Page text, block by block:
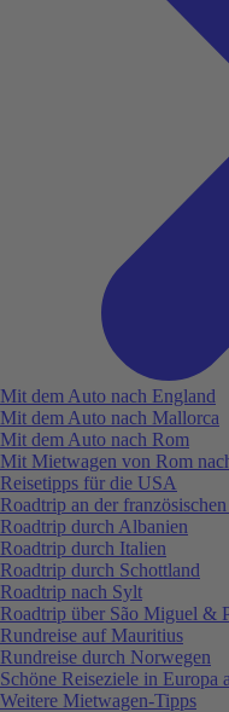
Mit dem Auto nach England
Mit dem Auto nach Mallorca
Mit dem Auto nach Rom
Mit Mietwagen von Rom
Reisetipps für die USA
Roadtrip an der
Roadtrip durch Albanien
Roadtrip durch Italien
Roadtrip durch Schottland
Roadtrip nach Sylt
Roadtrip über São Miguel &
Rundreise auf Mauritius
Rundreise durch Norwegen
Schöne Reiseziele in Europa
Weitere Mietwagen-Tipps